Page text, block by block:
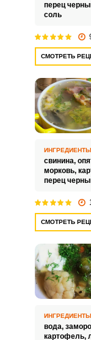
перец
соль
СМОТРЕТЬ
ИНГРЕДИЕНТЫ
свинина,
морковь,
перец
СМОТРЕТЬ
ИНГРЕДИЕНТЫ
вода,
картофель,